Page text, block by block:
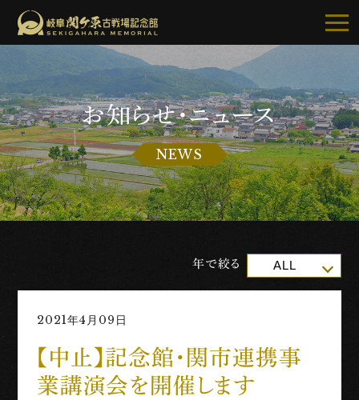
記念館について
ご利用案内
お知らせ
世界三大古戦場
お知らせ・ニュース
NEWS
年で絞る ALL
2021年4月09日
【中止】記念館・関市連携事
業講演会を開催します